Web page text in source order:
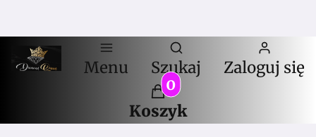
Menu
Otwórz
Szukaj Zaloguj się
Produkty w
Koszyk